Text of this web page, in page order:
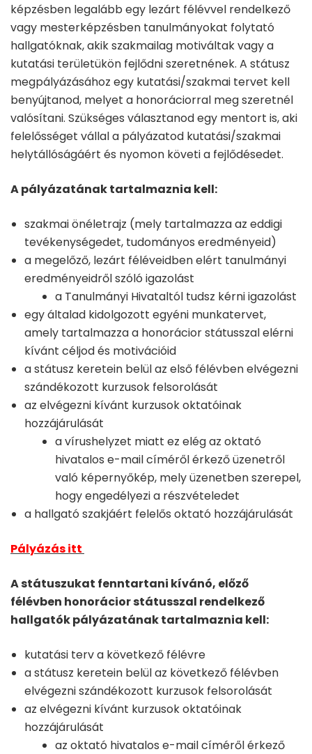
képzésben legalább egy lezárt félévvel rendelkező
vagy mesterképzésben tanulmányokat folytató
hallgatóknak, akik szakmailag motiváltak vagy a
kutatási területükön fejlődni szeretnének. A státusz
megpályázásához egy kutatási/szakmai tervet kell
benyújtanod, melyet a honoráciorral meg szeretnél
valósítani. Szükséges választanod egy mentort is, aki
felelősséget vállal a pályázatod kutatási/szakmai
helytállóságáért és nyomon követi a fejlődésedet.
A pályázatának tartalmaznia kell:
szakmai önéletrajz (mely tartalmazza az eddigi
tevékenységedet, tudományos eredményeid)
a megelőző, lezárt féléveidben elért tanulmányi
eredményeidről szóló igazolást
a Tanulmányi Hivataltól tudsz kérni igazolást
egy általad kidolgozott egyéni munkatervet,
amely tartalmazza a honorácior státusszal elérni
kívánt céljod és motivációid
a státusz keretein belül az első félévben elvégezni
szándékozott kurzusok felsorolását
az elvégezni kívánt kurzusok oktatóinak
hozzájárulását
a vírushelyzet miatt ez elég az oktató
hivatalos e-mail címéről érkező üzenetről
való képernyőkép, mely üzenetben szerepel,
hogy engedélyezi a részvételedet
a hallgató szakjáért felelős oktató hozzájárulását
Pályázás itt
A státuszukat fenntartani kívánó, előző
félévben honorácior státusszal rendelkező
hallgatók pályázatának tartalmaznia kell:
kutatási terv a következő félévre
a státusz keretein belül az következő félévben
elvégezni szándékozott kurzusok felsorolását
az elvégezni kívánt kurzusok oktatóinak
hozzájárulását
az oktató hivatalos e-mail címéről érkező